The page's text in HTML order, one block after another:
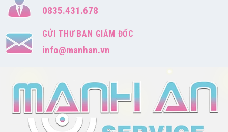
0835.431.678
GỬI THƯ BAN GIÁM ĐỐC
info@manhan.vn